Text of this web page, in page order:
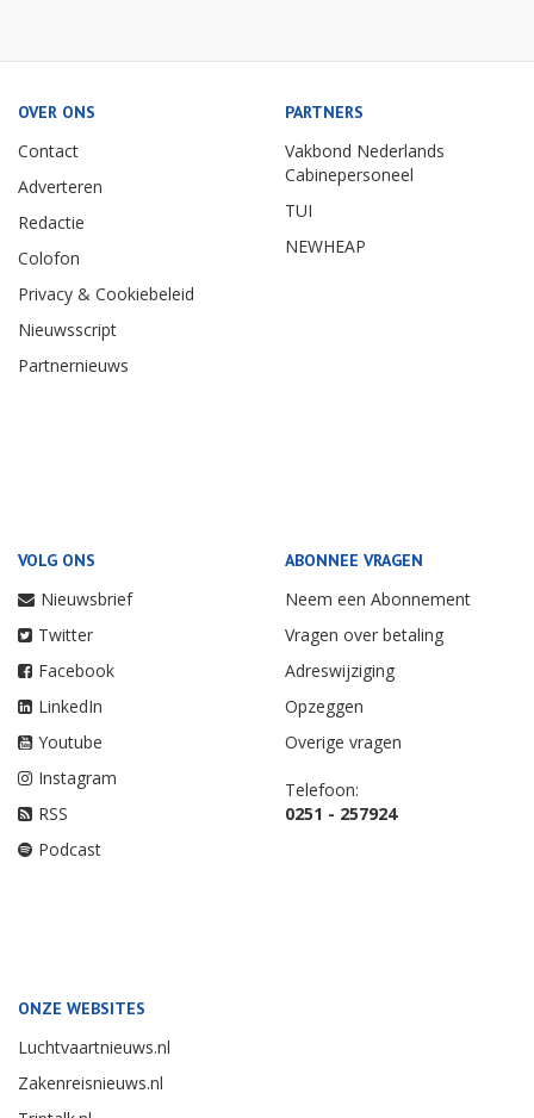
OVER ONS
Contact
Adverteren
Redactie
Colofon
Privacy & Cookiebeleid
Nieuwsscript
Partnernieuws
PARTNERS
Vakbond Nederlands
Cabinepersoneel
TUI
NEWHEAP
VOLG ONS
Nieuwsbrief
Twitter
Facebook
LinkedIn
Youtube
Instagram
RSS
Podcast
ABONNEE VRAGEN
Neem een Abonnement
Vragen over betaling
Adreswijziging
Opzeggen
Overige vragen
Telefoon:
0251 - 257924
ONZE WEBSITES
Luchtvaartnieuws.nl
Zakenreisnieuws.nl